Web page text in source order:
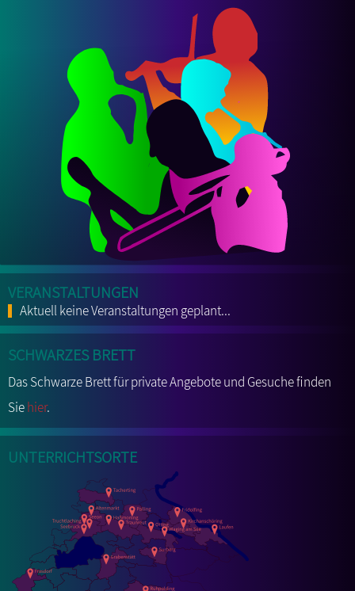
Veranstaltungen
Aktuell keine Veranstaltungen geplant...
Schwarzes Brett
Das Schwarze Brett für private Angebote und Gesuche finden
Siehier.
Unterrichtsorte